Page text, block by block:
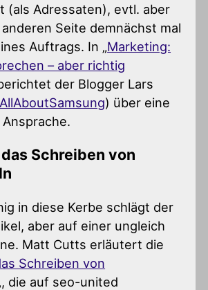
(als Adressaten), evtl. aber
Seite demnächst mal
Auftrags. In „Marketing:
– aber richtig
der Blogger Lars
AllAboutSamsung) über eine
Schreiben von
in diese Kerbe schlägt der
aber auf einer ungleich
Matt Cutts erläutert die
Schreiben von
die auf seo-united